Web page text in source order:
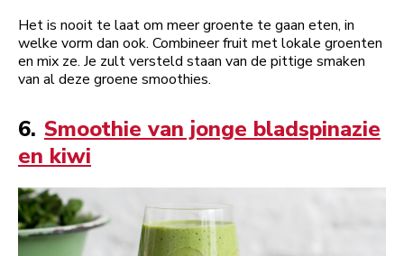
Het is nooit te laat om meer groente te gaan eten, in
welke vorm dan ook. Combineer fruit met lokale groenten
en mix ze. Je zult versteld staan van de pittige smaken
van al deze groene smoothies.
6. Smoothie van jonge bladspinazie
en kiwi